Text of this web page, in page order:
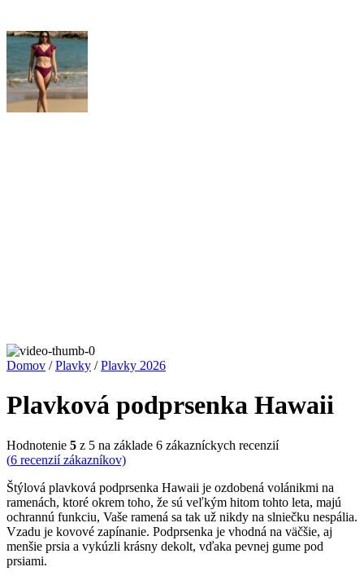
Domov / Plavky / Plavky 2026
Plavková podprsenka Hawaii
Hodnotenie 5 z 5 na základe 6 zákazníckych recenzií
(6 recenzií zákazníkov)
Štýlová plavková podprsenka Hawaii je ozdobená volánikmi na
ramenách, ktoré okrem toho, že sú veľkým hitom tohto leta, majú
ochrannú funkciu, Vaše ramená sa tak už nikdy na slniečku nespália.
Vzadu je kovové zapínanie. Podprsenka je vhodná na väčšie, aj
menšie prsia a vykúzli krásny dekolt, vďaka pevnej gume pod
prsiami.